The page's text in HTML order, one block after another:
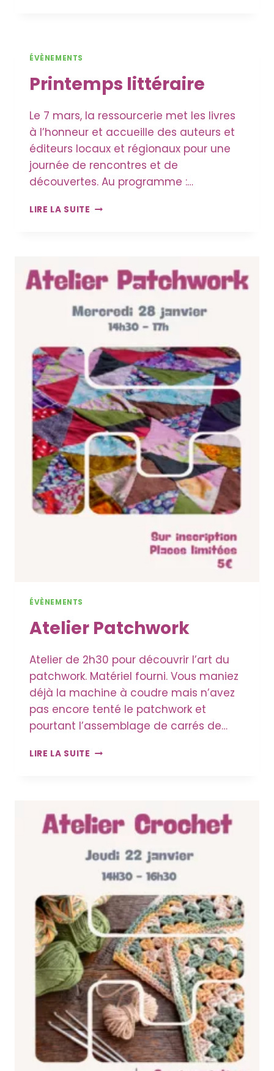
ÉVÈNEMENTS
Printemps littéraire
Le 7 mars, la ressourcerie met les livres
à l’honneur et accueille des auteurs et
éditeurs locaux et régionaux pour une
journée de rencontres et de
découvertes. Au programme :…
LIRE LA SUITE PRINTEMPS
ÉVÈNEMENTS
Atelier Patchwork
Atelier de 2h30 pour découvrir l’art du
patchwork. Matériel fourni. Vous maniez
déjà la machine à coudre mais n’avez
pas encore tenté le patchwork et
pourtant l’assemblage de carrés de…
LIRE LA SUITE ATELIER